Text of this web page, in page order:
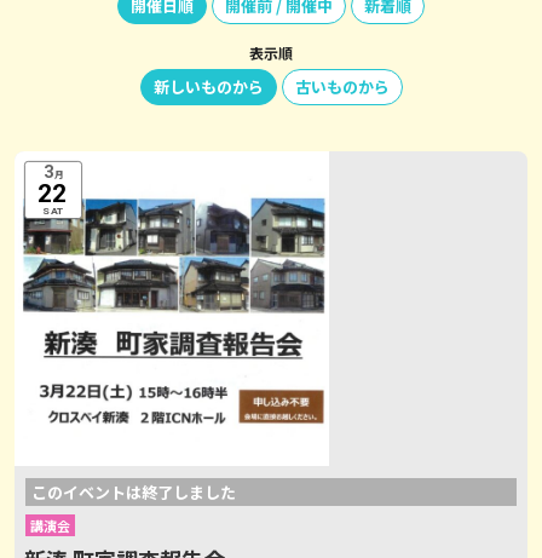
開催日順 開催前 / 開催中 新着順
表示順
新しいものから 古いものから
3月
22
SAT
このイベントは終了しました
講演会